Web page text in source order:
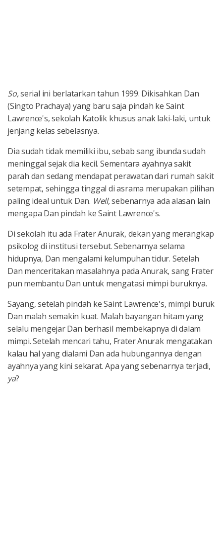
So,serial ini berlatarkan tahun 1999. Dikisahkan Dan
(Singto Prachaya) yang baru saja pindah ke Saint
Lawrence's, sekolah Katolik khusus anak laki-laki, untuk
jenjang kelas sebelasnya.
Dia sudah tidak memiliki ibu, sebab sang ibunda sudah
meninggal sejak dia kecil. Sementara ayahnya sakit
parah dan sedang mendapat perawatan dari rumah sakit
setempat, sehingga tinggal di asrama merupakan pilihan
paling ideal untuk Dan. Well,sebenarnya ada alasan lain
mengapa Dan pindah ke Saint Lawrence's.
Di sekolah itu ada Frater Anurak, dekan yang merangkap
psikolog di institusi tersebut. Sebenarnya selama
hidupnya, Dan mengalami kelumpuhan tidur. Setelah
Dan menceritakan masalahnya pada Anurak, sang Frater
pun membantu Dan untuk mengatasi mimpi buruknya.
Sayang, setelah pindah ke Saint Lawrence's, mimpi buruk
Dan malah semakin kuat. Malah bayangan hitam yang
selalu mengejar Dan berhasil membekapnya di dalam
mimpi. Setelah mencari tahu, Frater Anurak mengatakan
kalau hal yang dialami Dan ada hubungannya dengan
ayahnya yang kini sekarat. Apa yang sebenarnya terjadi,
ya?